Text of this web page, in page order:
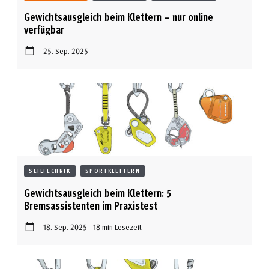
Gewichtsausgleich beim Klettern – nur online
verfügbar
25. Sep. 2025
SEILTECHNIK SPORTKLETTERN
Gewichtsausgleich beim Klettern: 5
Bremsassistenten im Praxistest
18. Sep. 2025 - 18 min Lesezeit